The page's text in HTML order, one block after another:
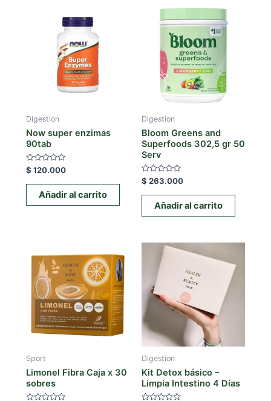
Digestion
Now super enzimas
90tab
Valorado
con
0
$ 120.000
Añadir al carrito
Digestion
Bloom Greens and
Superfoods 302,5 gr 50
Serv
Valorado
con
0
$ 263.000
Añadir al carrito
Sport
Limonel Fibra Caja x 30
sobres
Digestion
Kit Detox básico –
Limpia Intestino 4 Días